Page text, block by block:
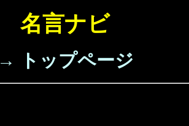
名言ナビ
→ トップページ